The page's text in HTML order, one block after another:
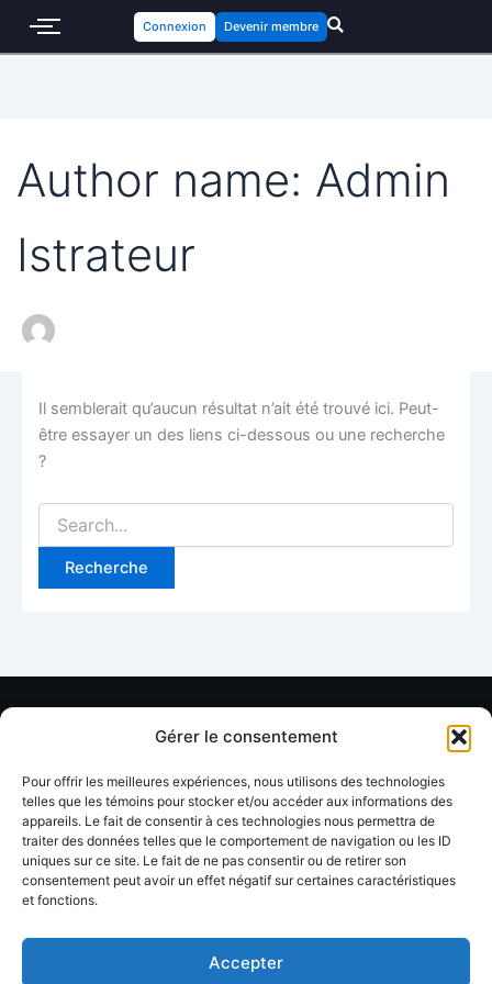
Gérer le consentement
Pour offrir les meilleures expériences, nous utilisons des technologies
telles que les témoins pour stocker et/ou accéder aux informations des
appareils. Le fait de consentir à ces technologies nous permettra de
traiter des données telles que le comportement de navigation ou les ID
uniques sur ce site. Le fait de ne pas consentir ou de retirer son
consentement peut avoir un effet négatif sur certaines caractéristiques
et fonctions.
Accepter
Connexion Devenir membre
Author name: Admin
Istrateur
Il semblerait qu’aucun résultat n’ait été trouvé ici. Peut-
être essayer un des liens ci-dessous ou une recherche
?
for:
Annuaire
membres
Devenir
membre
À propos
FAQ
Formations
Contact
Facebook
Linkedin